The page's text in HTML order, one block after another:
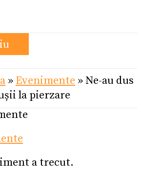
» Evenimente » Ne-au dus
la pierzare
a trecut.